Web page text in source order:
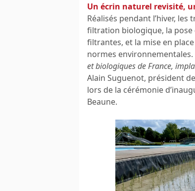
Un écrin naturel revisité,
Réalisés pendant l’hiver,
filtration biologique, la pose
filtrantes, et la mise en
normes environnementales.
et biologiques de France,
Alain Suguenot, président
lors de la cérémonie
Beaune.